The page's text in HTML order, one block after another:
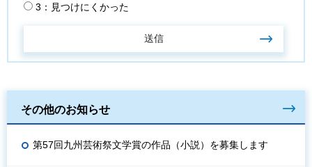
3：見つけにくかった
その他のお知らせ
第57回九州芸術祭文学賞の作品（小説）を募集します